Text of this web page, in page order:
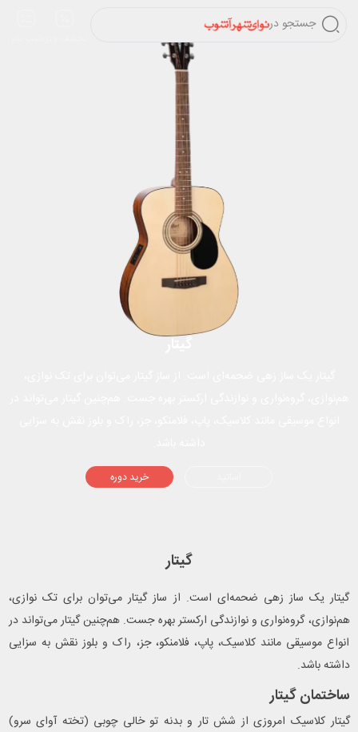
جستجو در
گیتار
خرید دوره
گیتار
گیتار یک ساز زهی ضحمه‌ای است. از ساز گیتار می‌توان برای تک نوازی،
هم‌نوازی، گروه‌نواری و نوازندگی ارکستر بهره جست. هم‌چنین گیتار می‌تواند در
انواع موسیقی مانند کلاسیک، پاپ، فلامنکو، جز، راک و بلوز نقش به سزایی
داشته باشد.
ساختمان گیتار
گیتار کلاسیک امروزی از شش تار و بدنه تو خالی چوبی (تخته آوای سرو)